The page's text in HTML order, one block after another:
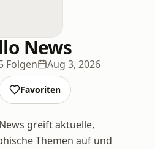
News
Folgen Aug 3, 2026
Favoriten
greift aktuelle,
Themen auf und